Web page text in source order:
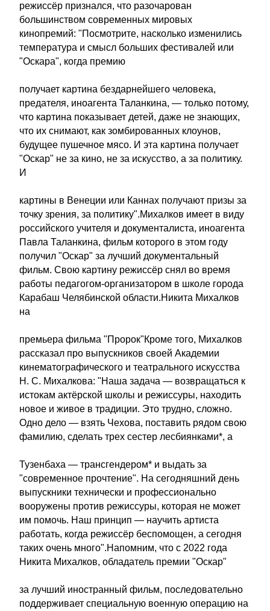
режиссёр признался, что разочарован
большинством современных мировых
кинопремий: "Посмотрите, насколько изменились
температура и смысл больших фестивалей или
"Оскара", когда премию
получает картина бездарнейшего человека,
предателя, иноагента Таланкина, — только потому,
что картина показывает детей, даже не знающих,
что их снимают, как зомбированных клоунов,
будущее пушечное мясо. И эта картина получает
"Оскар" не за кино, не за искусство, а за политику.
И
картины в Венеции или Каннах получают призы за
точку зрения, за политику".Михалков имеет в виду
российского учителя и документалиста, иноагента
Павла Таланкина, фильм которого в этом году
получил "Оскар" за лучший документальный
фильм. Свою картину режиссёр снял во время
работы педагогом-организатором в школе города
Карабаш Челябинской области.Никита Михалков
на
премьера фильма "Пророк"Кроме того, Михалков
рассказал про выпускников своей Академии
кинематографического и театрального искусства
Н. С. Михалкова: "Наша задача — возвращаться к
истокам актёрской школы и режиссуры, находить
новое и живое в традиции. Это трудно, сложно.
Одно дело — взять Чехова, поставить рядом свою
фамилию, сделать трех сестер лесбиянками*, а
Тузенбаха — трансгендером* и выдать за
"современное прочтение". На сегодняшний день
выпускники технически и профессионально
вооружены против режиссуры, которая не может
им помочь. Наш принцип — научить артиста
работать, когда режиссёр беспомощен, а сегодня
таких очень много".Напомним, что с 2022 года
Никита Михалков, обладатель премии "Оскар"
за лучший иностранный фильм, последовательно
поддерживает специальную военную операцию на